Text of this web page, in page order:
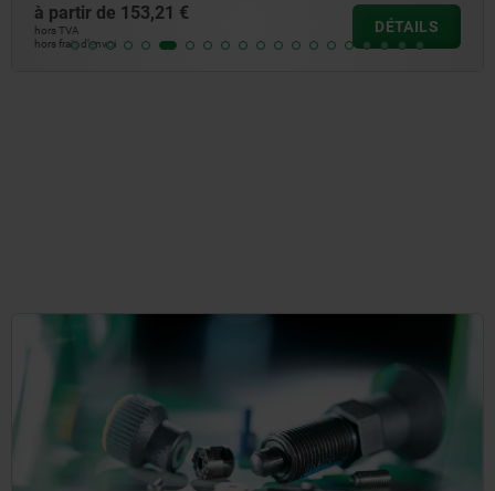
à partir de 153,21 €
hors TVA
hors frais d’envoi
DÉTAILS